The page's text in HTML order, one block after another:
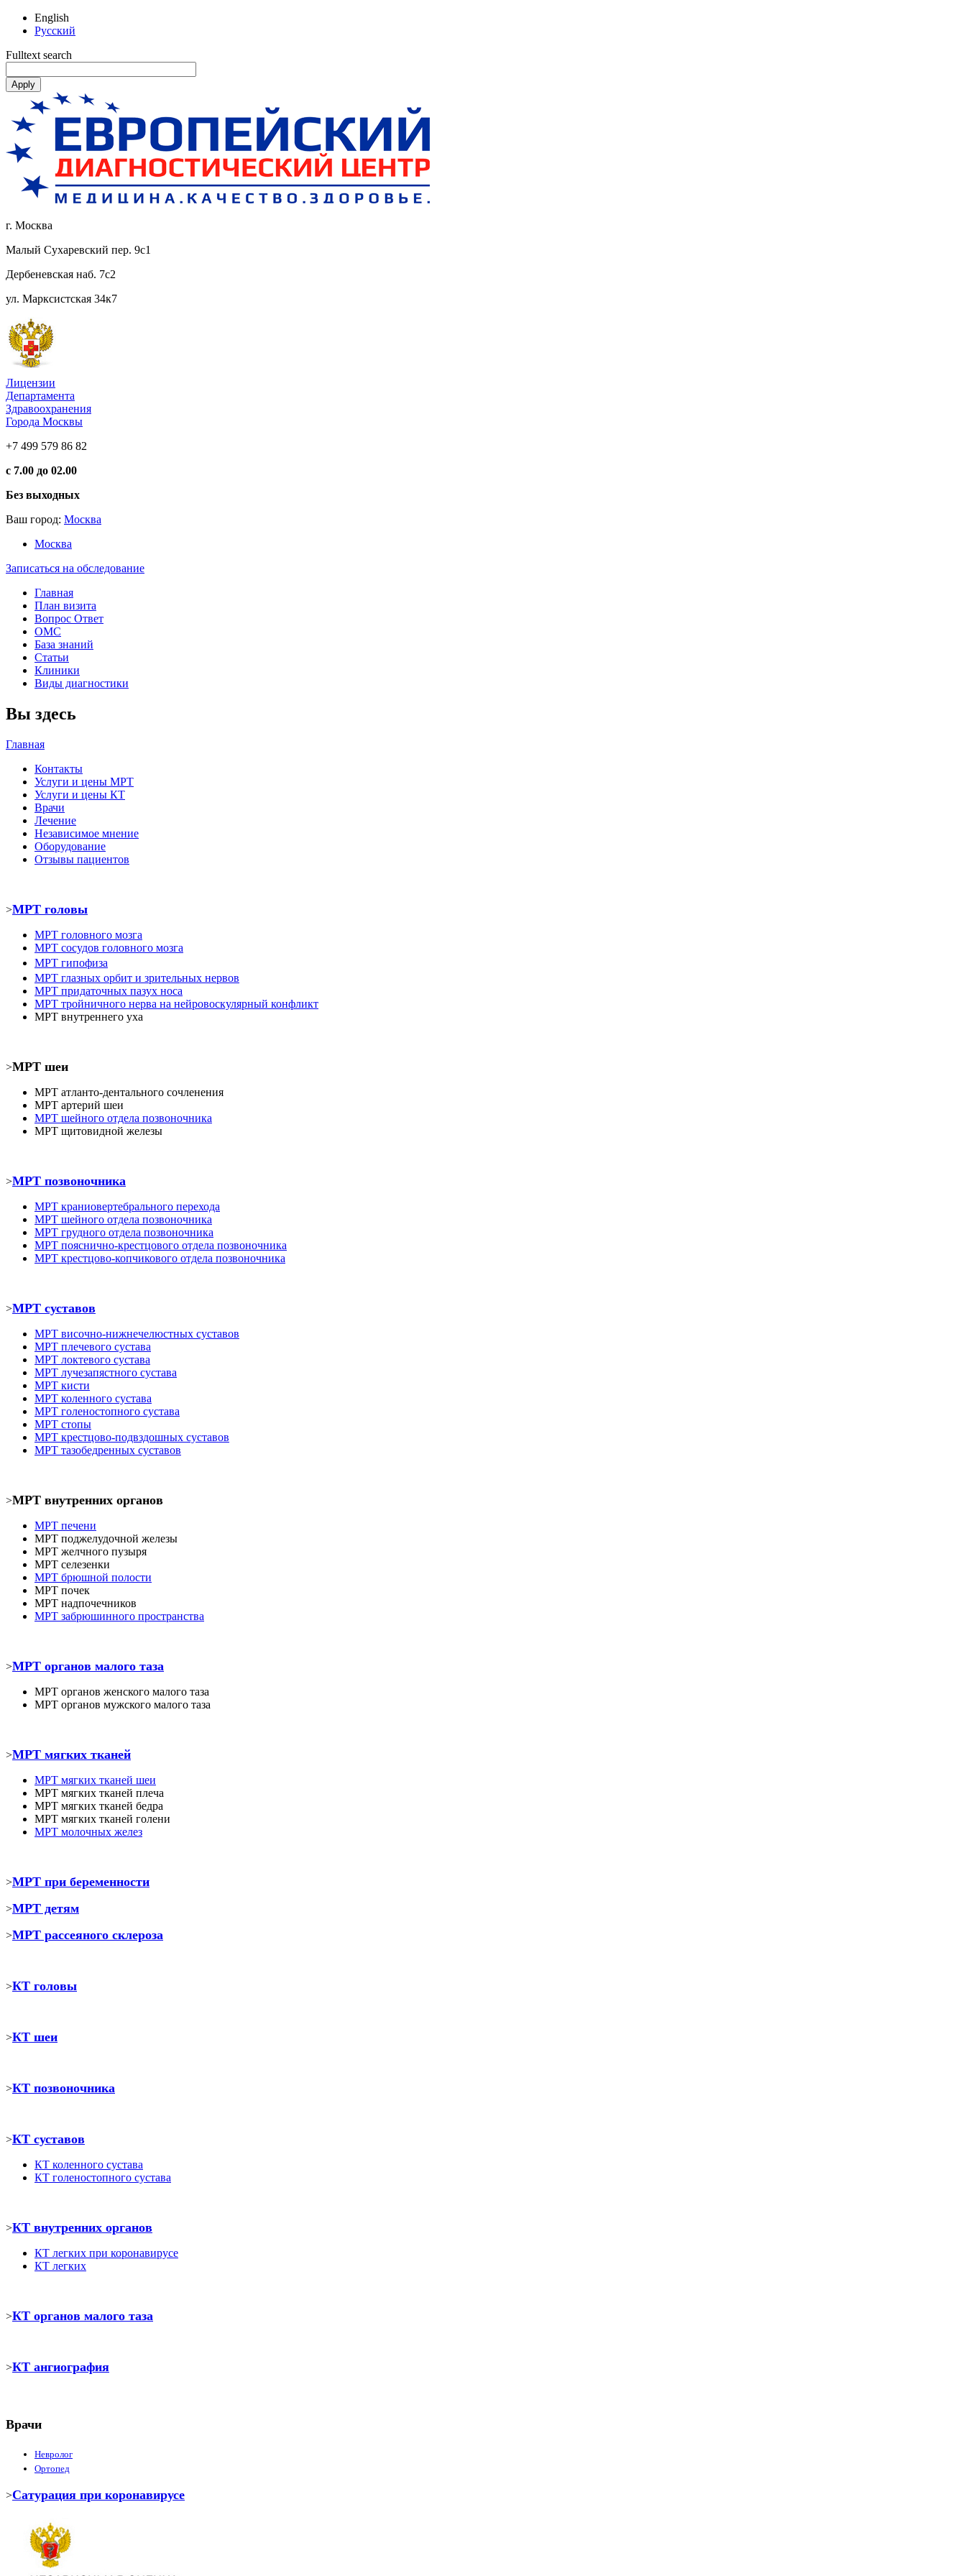
English
Русский
Fulltext search
г. Москва
Малый Сухаревский пер. 9с1
Дербеневская наб. 7с2
ул. Марксистская 34к7
Лицензии
Департамента
Здравоохранения
Города Москвы
+7 499 579 86 82
с 7.00 до 02.00
Без выходных
Ваш город: Москва
Москва
Записаться на обследование
Главная
План визита
Вопрос Ответ
ОМС
База знаний
Статьи
Клиники
Виды диагностики
Вы здесь
Главная
Контакты
Услуги и цены МРТ
Услуги и цены КТ
Врачи
Лечение
Независимое мнение
Оборудование
Отзывы пациентов
>МРТ головы
МРТ головного мозга
МРТ сосудов головного мозга
МРТ гипофиза
МРТ глазных орбит и зрительных нервов
МРТ придаточных пазух носа
МРТ тройничного нерва на нейровоскулярный конфликт
МРТ внутреннего уха
>МРТ шеи
МРТ атланто-дентального сочленения
МРТ артерий шеи
МРТ шейного отдела позвоночника
МРТ щитовидной железы
>МРТ позвоночника
МРТ краниовертебрального перехода
МРТ шейного отдела позвоночника
МРТ грудного отдела позвоночника
МРТ пояснично-крестцового отдела позвоночника
МРТ крестцово-копчикового отдела позвоночника
>МРТ суставов
МРТ височно-нижнечелюстных суставов
МРТ плечевого сустава
МРТ локтевого сустава
МРТ лучезапястного сустава
МРТ кисти
МРТ коленного сустава
МРТ голеностопного сустава
МРТ стопы
МРТ крестцово-подвздошных суставов
МРТ тазобедренных суставов
>МРТ внутренних органов
МРТ печени
МРТ поджелудочной железы
МРТ желчного пузыря
МРТ селезенки
МРТ брюшной полости
МРТ почек
МРТ надпочечников
МРТ забрюшинного пространства
>МРТ органов малого таза
МРТ органов женского малого таза
МРТ органов мужского малого таза
>МРТ мягких тканей
МРТ мягких тканей шеи
МРТ мягких тканей плеча
МРТ мягких тканей бедра
МРТ мягких тканей голени
МРТ молочных желез
>МРТ при беременности
>МРТ детям
>МРТ рассеяного склероза
>КТ головы
>КТ шеи
>КТ позвоночника
>КТ суставов
КТ коленного сустава
КТ голеностопного сустава
>КТ внутренних органов
КТ легких при коронавирусе
КТ легких
>КТ органов малого таза
>КТ ангиография
Врачи
Невролог
Ортопед
>Сатурация при коронавирусе